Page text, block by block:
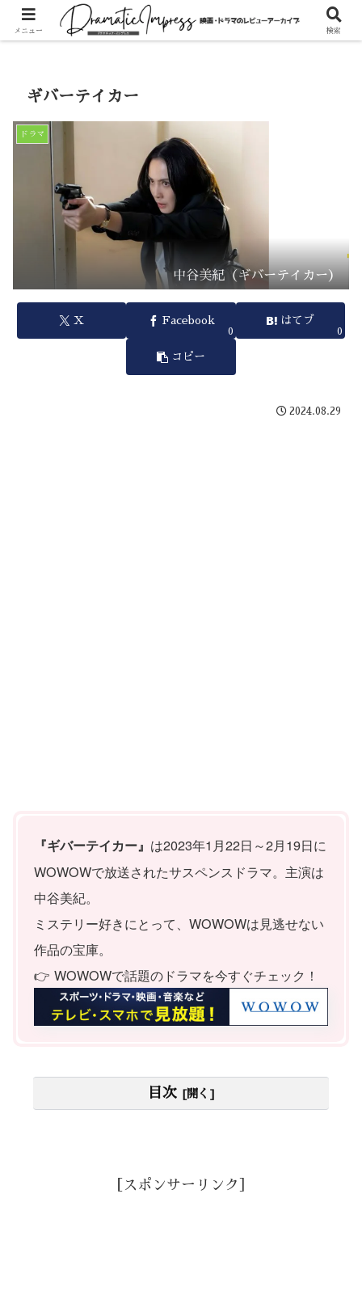
ドラマ
ギバーテイカー
ドラマ
中谷美紀（ギバーテイカー）
X Facebook
0
はてブ
0
コピー
2024.08.29
『ギバーテイカー』 は2023年1月22日～2月19日に
WOWOWで放送されたサスペンスドラマ。主演は
中谷美紀。
ミステリー好きにとって、WOWOWは見逃せない
作品の宝庫。
👉 WOWOWで話題のドラマを今すぐチェック！
目次
［スポンサーリンク］
メニュー 検索